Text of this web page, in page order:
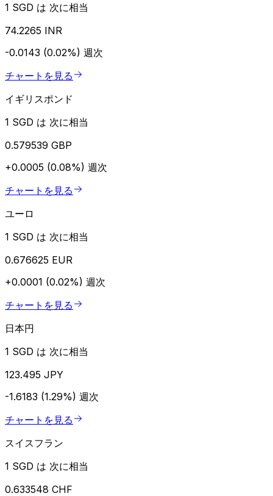
1 SGD は 次に相当
74.2265 INR
-0.0143 (0.02%) 週次
チャートを見る
イギリスポンド
1 SGD は 次に相当
0.579539 GBP
+0.0005 (0.08%) 週次
チャートを見る
ユーロ
1 SGD は 次に相当
0.676625 EUR
+0.0001 (0.02%) 週次
チャートを見る
日本円
1 SGD は 次に相当
123.495 JPY
-1.6183 (1.29%) 週次
チャートを見る
スイスフラン
1 SGD は 次に相当
0.633548 CHF